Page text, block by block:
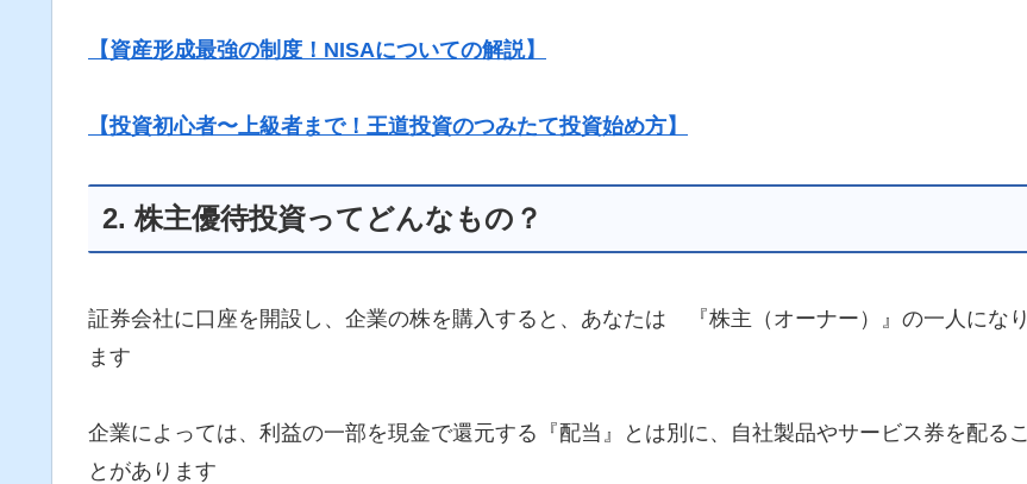
【資産形成最強の制度！NISAについての解説】
【投資初心者〜上級者まで！王道投資のつみたて投資始め方】
2. 株主優待投資ってどんなもの？
証券会社に口座を開設し、企業の株を購入すると、あなたは 『株主（オーナー）』の一人になり
ます
企業によっては、利益の一部を現金で還元する『配当』とは別に、自社製品やサービス券を配るこ
とがあります